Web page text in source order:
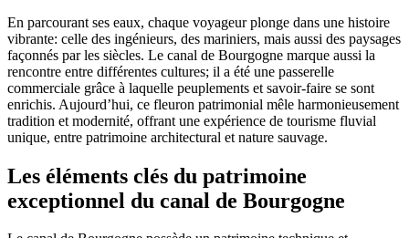
En parcourant ses eaux, chaque voyageur plonge dans une histoire
vibrante: celle des ingénieurs, des mariniers, mais aussi des paysages
façonnés par les siècles. Le canal de Bourgogne marque aussi la
rencontre entre différentes cultures; il a été une passerelle
commerciale grâce à laquelle peuplements et savoir-faire se sont
enrichis. Aujourd’hui, ce fleuron patrimonial mêle harmonieusement
tradition et modernité, offrant une expérience de tourisme fluvial
unique, entre patrimoine architectural et nature sauvage.
Les éléments clés du patrimoine
exceptionnel du canal de Bourgogne